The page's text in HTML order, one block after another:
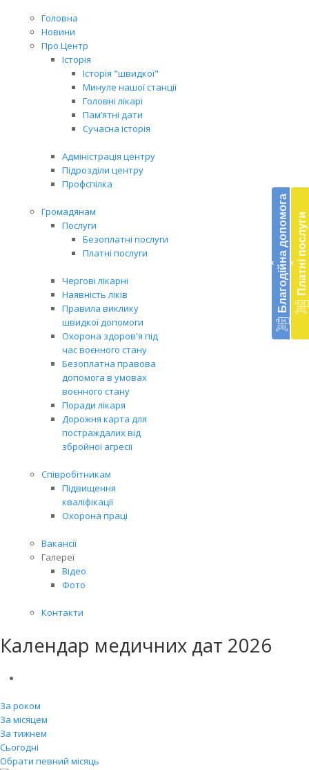
Головна
Новини
Про Центр
Історія
Історія "швидкої"
Минуле нашої станції
Головні лікарі
Пам’ятні дати
Сучасна історія
Адміністрація центру
Підрозділи центру
Профспілка
Громадянам
Послуги
Безоплатні послуги
Платні послуги
Чергові лікарні
Наявність ліків
Правила виклику
швидкої допомоги
Охорона здоров'я під
час воєнного стану
Безоплатна правова
допомога в умовах
воєнного стану
Поради лікаря
Дорожня карта для
постраждалих від
збройної агресії
Співробітникам
Підвищення
кваліфікації
Охорона праці
Вакансії
Галереї
Відео
Фото
Контакти
‹ Благодійна допомога ‹ Платні послуги
Календар медичних дат 2026
За роком
За місяцем
За тижнем
Сьогодні
Обрати певний місяць